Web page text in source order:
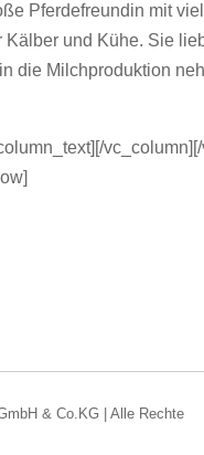
Pferdefreundin mit
Kälber und Kühe. Sie
die Milchproduktion
& Co.KG | Alle Rechte